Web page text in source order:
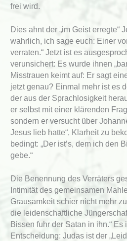
frei wird.
Dies ahnt der „im Geist erregte“
wahrlich, ich sage euch: Einer
verraten.“ Jetzt ist es
verunsichert: Es wurde ihnen
Misstrauen keimt auf: Er sagt
jetzt genau? Einmal mehr ist es
der aus der Sprachlosigkeit
er selbst mit einer klärenden
sondern er versucht über
Jesus lieb hatte“, Klarheit zu
bedingt: „Der ist’s, dem ich den
gebe.“
Die Benennung des Verräters
Intimität des gemeinsamen
Grausamkeit schier nicht mehr
die leidenschaftliche
Bissen fuhr der Satan in ihn.“ Es
Entscheidung: Judas ist der